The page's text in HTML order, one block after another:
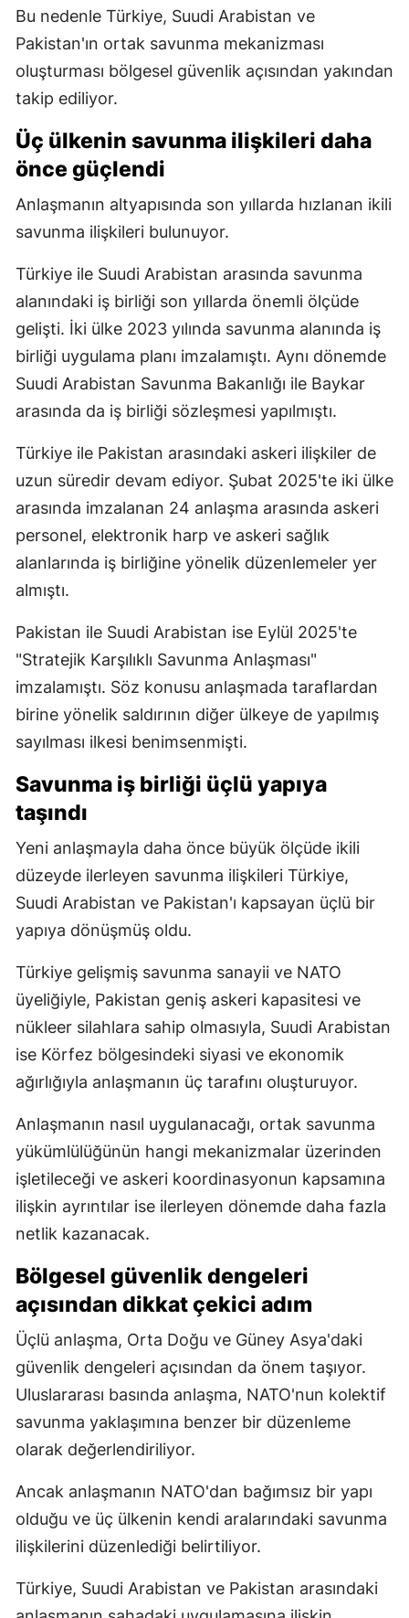
Bu nedenle Türkiye, Suudi Arabistan ve
Pakistan'ın ortak savunma mekanizması
oluşturması bölgesel güvenlik açısından yakından
takip ediliyor.
Üç ülkenin savunma ilişkileri daha
önce güçlendi
Anlaşmanın altyapısında son yıllarda hızlanan ikili
savunma ilişkileri bulunuyor.
Türkiye ile Suudi Arabistan arasında savunma
alanındaki iş birliği son yıllarda önemli ölçüde
gelişti. İki ülke 2023 yılında savunma alanında iş
birliği uygulama planı imzalamıştı. Aynı dönemde
Suudi Arabistan Savunma Bakanlığı ile Baykar
arasında da iş birliği sözleşmesi yapılmıştı.
Türkiye ile Pakistan arasındaki askeri ilişkiler de
uzun süredir devam ediyor. Şubat 2025'te iki ülke
arasında imzalanan 24 anlaşma arasında askeri
personel, elektronik harp ve askeri sağlık
alanlarında iş birliğine yönelik düzenlemeler yer
almıştı.
Pakistan ile Suudi Arabistan ise Eylül 2025'te
"Stratejik Karşılıklı Savunma Anlaşması"
imzalamıştı. Söz konusu anlaşmada taraflardan
birine yönelik saldırının diğer ülkeye de yapılmış
sayılması ilkesi benimsenmişti.
Savunma iş birliği üçlü yapıya
taşındı
Yeni anlaşmayla daha önce büyük ölçüde ikili
düzeyde ilerleyen savunma ilişkileri Türkiye,
Suudi Arabistan ve Pakistan'ı kapsayan üçlü bir
yapıya dönüşmüş oldu.
Türkiye gelişmiş savunma sanayii ve NATO
üyeliğiyle, Pakistan geniş askeri kapasitesi ve
nükleer silahlara sahip olmasıyla, Suudi Arabistan
ise Körfez bölgesindeki siyasi ve ekonomik
ağırlığıyla anlaşmanın üç tarafını oluşturuyor.
Anlaşmanın nasıl uygulanacağı, ortak savunma
yükümlülüğünün hangi mekanizmalar üzerinden
işletileceği ve askeri koordinasyonun kapsamına
ilişkin ayrıntılar ise ilerleyen dönemde daha fazla
netlik kazanacak.
Bölgesel güvenlik dengeleri
açısından dikkat çekici adım
Üçlü anlaşma, Orta Doğu ve Güney Asya'daki
güvenlik dengeleri açısından da önem taşıyor.
Uluslararası basında anlaşma, NATO'nun kolektif
savunma yaklaşımına benzer bir düzenleme
olarak değerlendiriliyor.
Ancak anlaşmanın NATO'dan bağımsız bir yapı
olduğu ve üç ülkenin kendi aralarındaki savunma
ilişkilerini düzenlediği belirtiliyor.
Türkiye, Suudi Arabistan ve Pakistan arasındaki